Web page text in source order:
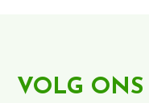
VOLG ONS